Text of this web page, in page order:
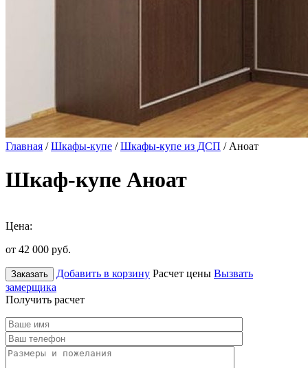
Главная /Шкафы-купе /Шкафы-купе из ДСП / Аноат
Шкаф-купе Аноат
Цена:
от 42 000 руб.
Заказать Добавить в корзину Расчет цены Вызвать
замерщика
Получить расчет